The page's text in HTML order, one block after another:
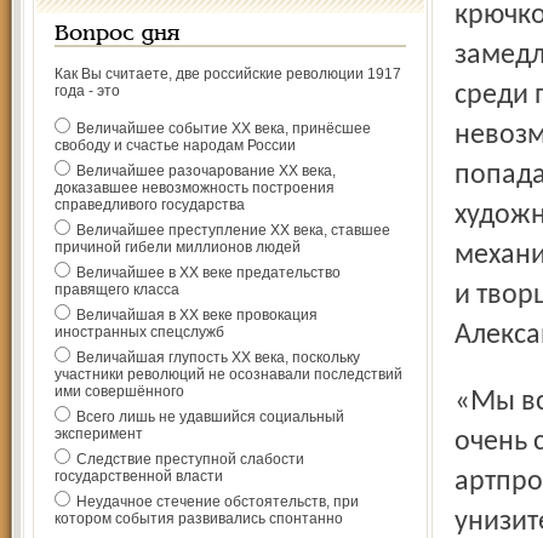
Вопрос дня
Как Вы считаете, две российские революции 1917
года - это
Величайшее событие ХХ века, принёсшее
свободу и счастье народам России
Величайшее разочарование ХХ века,
доказавшее невозможность построения
справедливого государства
Величайшее преступление ХХ века, ставшее
причиной гибели миллионов людей
Величайшее в ХХ веке предательство
правящего класса
Величайшая в ХХ веке провокация
иностранных спецслужб
Величайшая глупость ХХ века, поскольку
участники революций не осознавали последствий
ими совершённого
Всего лишь не удавшийся социальный
эксперимент
Следствие преступной слабости
государственной власти
Неудачное стечение обстоятельств, при
котором события развивались спонтанно
среди
и
«Мы все зависим друг от друга, иногда немного, иногда
очень